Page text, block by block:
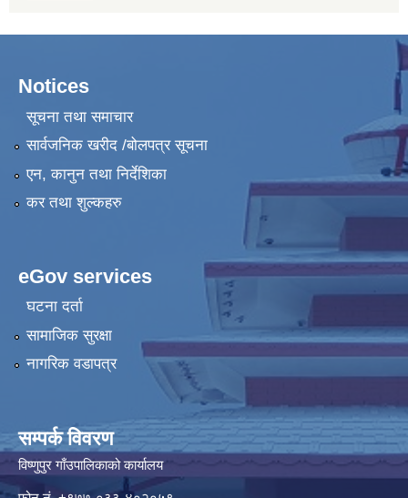
Notices
सूचना तथा समाचार
सार्वजनिक खरीद /बोलपत्र सूचना
एन, कानुन तथा निर्देशिका
कर तथा शुल्कहरु
eGov services
घटना दर्ता
सामाजिक सुरक्षा
नागरिक वडापत्र
सम्पर्क विवरण
विष्णुपुर गाँउपालिकाको कार्यालय